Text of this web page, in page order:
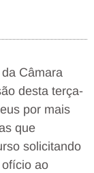
Câmara
desta terça-
por mais
que
solicitando
ao